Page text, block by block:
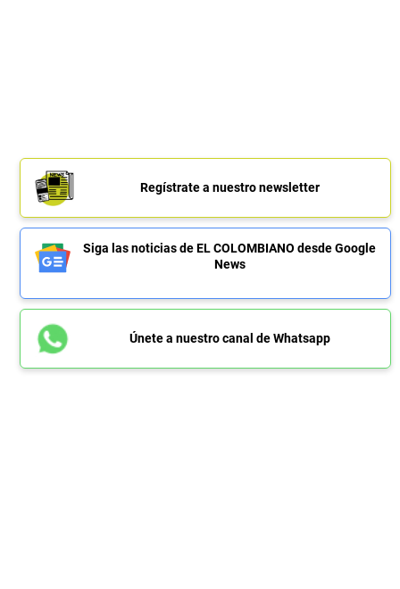
Regístrate a nuestro newsletter
Siga las noticias de EL COLOMBIANO desde Google
News
Únete a nuestro canal de Whatsapp